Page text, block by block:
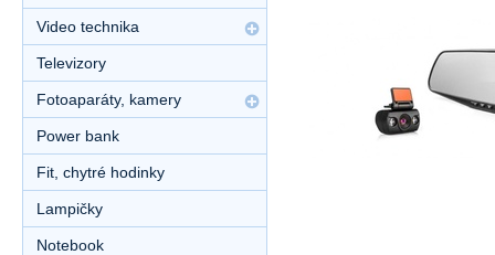
Video technika
Televizory
Fotoaparáty, kamery
Power bank
Fit, chytré hodinky
Lampičky
Notebook